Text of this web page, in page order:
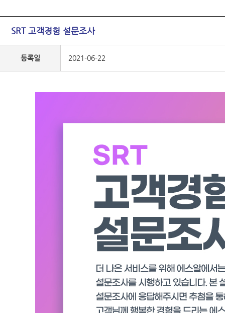
SRT 고객경험 설문조사
등록일 2021-06-22